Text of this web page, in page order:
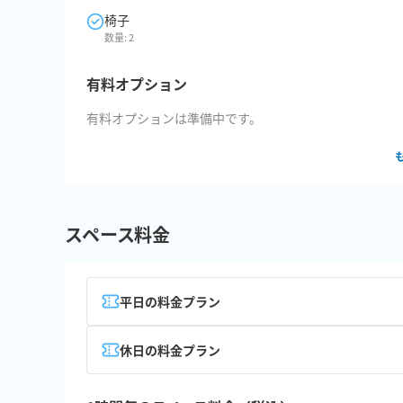
椅子
数量:2
有料オプション
有料オプションは準備中です。
スペース料金
平日の料金プラン
休日の料金プラン